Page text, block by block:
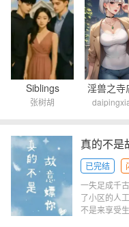
Siblings
张树胡
淫兽之寺
呻吟
真的不是
已完结
一失足成千
了小区的人
不是来享受